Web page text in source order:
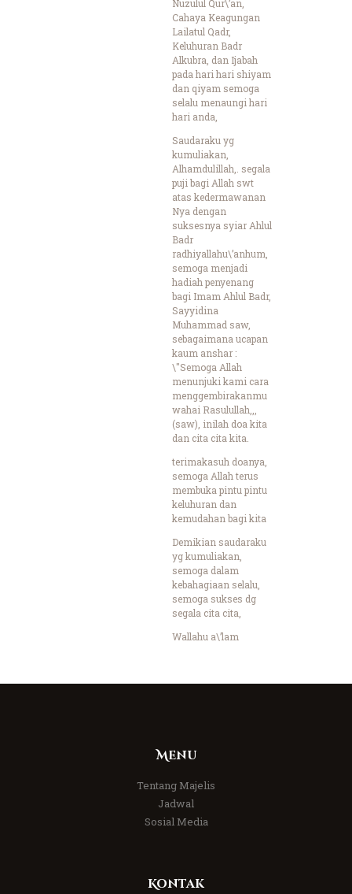
Nuzulul Qur\’an,
Cahaya Keagungan
Lailatul Qadr,
Keluhuran Badr
Alkubra, dan Ijabah
pada hari hari shiyam
dan qiyam semoga
selalu menaungi hari
hari anda,
Saudaraku yg
kumuliakan,
Alhamdulillah,. segala
puji bagi Allah swt
atas kedermawanan
Nya dengan
suksesnya syiar Ahlul
Badr
radhiyallahu\’anhum,
semoga menjadi
hadiah penyenang
bagi Imam Ahlul Badr,
Sayyidina
Muhammad saw,
sebagaimana ucapan
kaum anshar :
\"Semoga Allah
menunjuki kami cara
menggembirakanmu
wahai Rasulullah,,,
(saw), inilah doa kita
dan cita cita kita.
terimakasuh doanya,
semoga Allah terus
membuka pintu pintu
keluhuran dan
kemudahan bagi kita
Demikian saudaraku
yg kumuliakan,
semoga dalam
kebahagiaan selalu,
semoga sukses dg
segala cita cita,
Wallahu a\’lam
Menu
Tentang Majelis
Jadwal
Sosial Media
Kontak